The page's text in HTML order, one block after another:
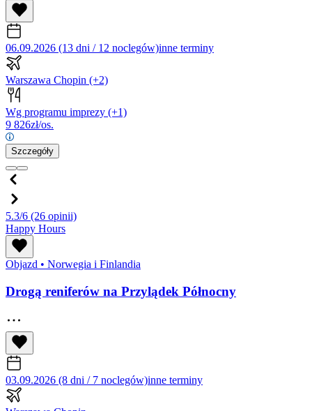
06.09.2026 (13 dni / 12 noclegów)inne terminy
Warszawa Chopin (+2)
Wg programu imprezy (+1)
9 826zł/os.
Szczegóły
5.3/6 (26 opinii)
Happy Hours
Objazd • Norwegia i Finlandia
Drogą reniferów na Przylądek Północny
03.09.2026 (8 dni / 7 noclegów)inne terminy